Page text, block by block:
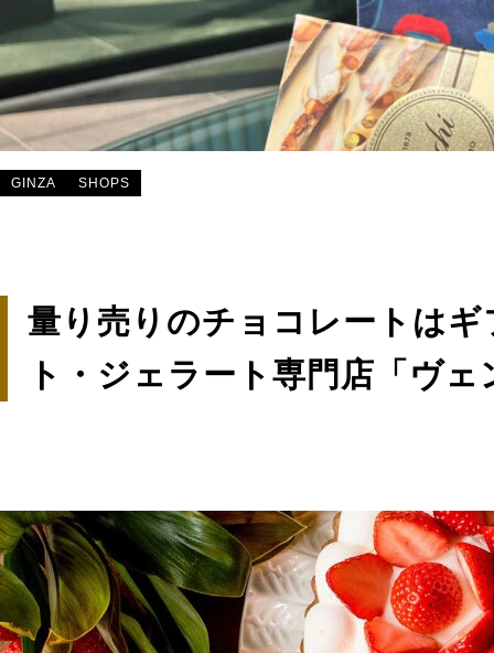
GINZA SHOPS
量り売りのチョコレートは
ト・ジェラート専門店「ヴェ